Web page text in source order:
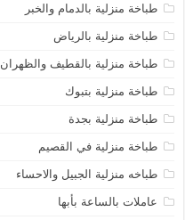
طباخة منزلية بالدمام والخبر
طباخة منزلية بالرياض
طباخة منزلية بالقطيف والظهران
طباخة منزلية بتبوك
طباخة منزلية بجدة
طباخة منزلية في القصيم
طباخه منزلية الجبيل والاحساء
عاملات بالساعة بأبها